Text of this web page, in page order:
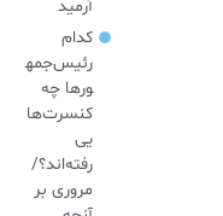
آرمید
کدام
رئیس‌جمه
ورها چه
کنسرت‌ها
یی
رفته‌اند؟/
مروری بر